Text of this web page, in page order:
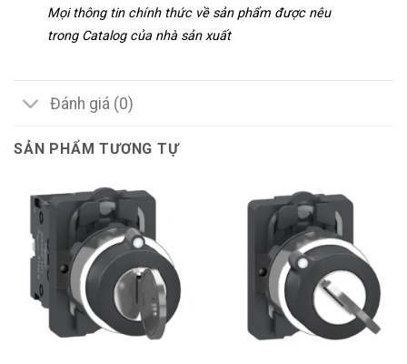
Mọi thông tin chính thức về sản phẩm được nêu
trong Catalog của nhà sản xuất
Đánh giá (0)
SẢN PHẨM TƯƠNG TỰ